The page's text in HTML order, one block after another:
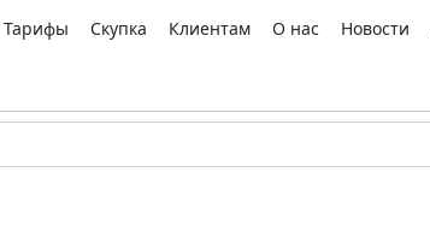
Тарифы Скупка Клиентам О нас Новости